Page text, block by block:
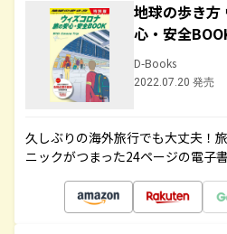
地球の歩き方
心・安全
D-Books
2022.07.20 発売
久しぶりの海外旅行でも大丈夫！
ニックがつまった24ページの電子